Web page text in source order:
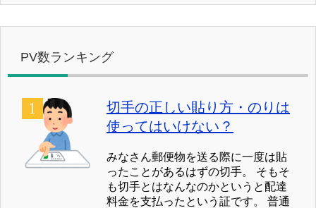
PV数ランキング
切手の正しい貼り方・のりは
使ってはいけない？
みなさん郵便物を送る際に一度は貼
ったことがあるはずの切手。 そもそ
も切手とはなんなのかというと配達
料金を支払ったという証です。 普通